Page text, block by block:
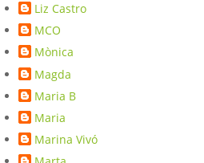
Liz Castro
MCO
Mònica
Magda
Maria B
Maria
Marina Vivó